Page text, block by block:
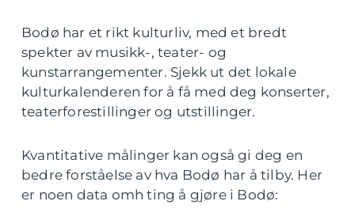
Bodø har et rikt kulturliv, med et bredt
spekter av musikk-, teater- og
kunstarrangementer. Sjekk ut det lokale
kulturkalenderen for å få med deg konserter,
teaterforestillinger og utstillinger.
Kvantitative målinger kan også gi deg en
bedre forståelse av hva Bodø har å tilby. Her
er noen data omh ting å gjøre i Bodø: